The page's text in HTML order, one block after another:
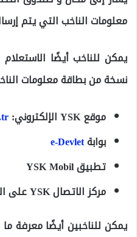
معلومات الناخب التي يتم
يمكن للناخب أيضًا
نسخة من بطاقة معلومات
موقع YSK الإلكتروني:
بوابةe-Devlet
تطبيق YSK Mobil
مركز الاتصال YSK على الرقم 444 9 975
يمكن للناخبين أيضًا معرفة